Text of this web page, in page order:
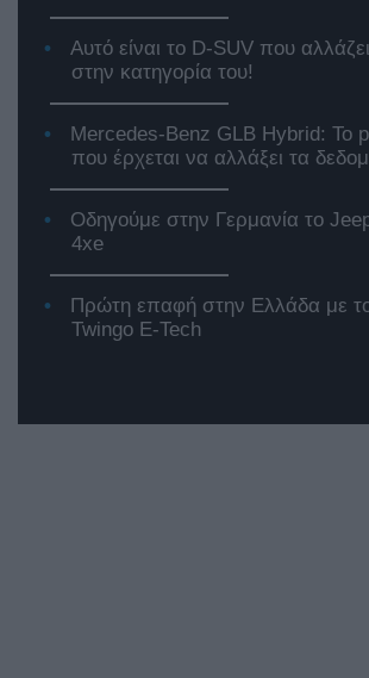
Αυτό είναι το D-SUV που
στην κατηγορία του!
Mercedes-Benz GLB Hybrid: Το
που έρχεται να αλλάξει τα
Οδηγούμε στην Γερμανία το
4xe
Πρώτη επαφή στην Ελλάδα με
Twingo E-Tech